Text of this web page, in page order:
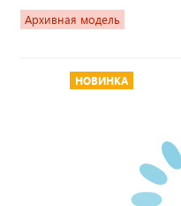
Архивная модель
НОВИНКА